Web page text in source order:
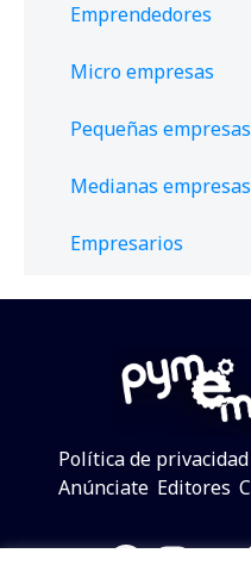
Emprendedores
Micro empresas
Pequeñas empresas
Medianas empresas
Empresarios
Política de privacidad
Anúnciate Editores